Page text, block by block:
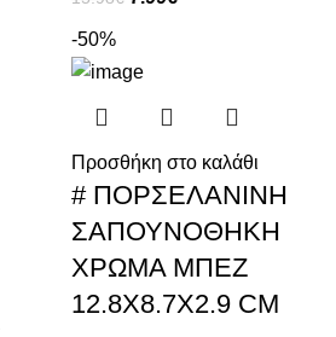
-50%
Προσθήκη στο καλάθι
# ΠΟΡΣΕΛΑΝΙΝΗ
ΣΑΠΟΥΝΟΘΗΚΗ
ΧΡΩΜΑ ΜΠΕΖ
12.8Χ8.7Χ2.9 CM